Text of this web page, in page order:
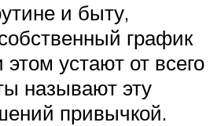
и быту,
график
устают от всего
называют эту
привычкой.